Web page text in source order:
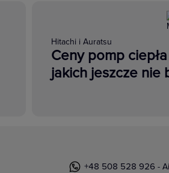
Hitachi i Auratsu
Ceny pomp ciepła
jakich jeszcze nie
+48 508 528 926 -